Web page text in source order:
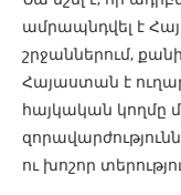
ամրապնդվել է
շրջաններում,
Հայաստան է
հայկական կողմը
ու խոշոր